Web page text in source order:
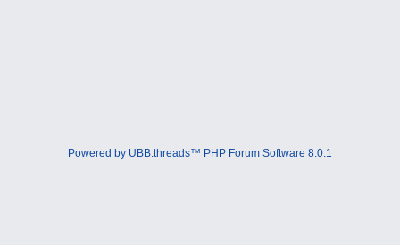
Powered by UBB.threads™ PHP Forum Software 8.0.1